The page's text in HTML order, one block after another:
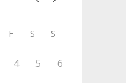
F S S
4 5
6